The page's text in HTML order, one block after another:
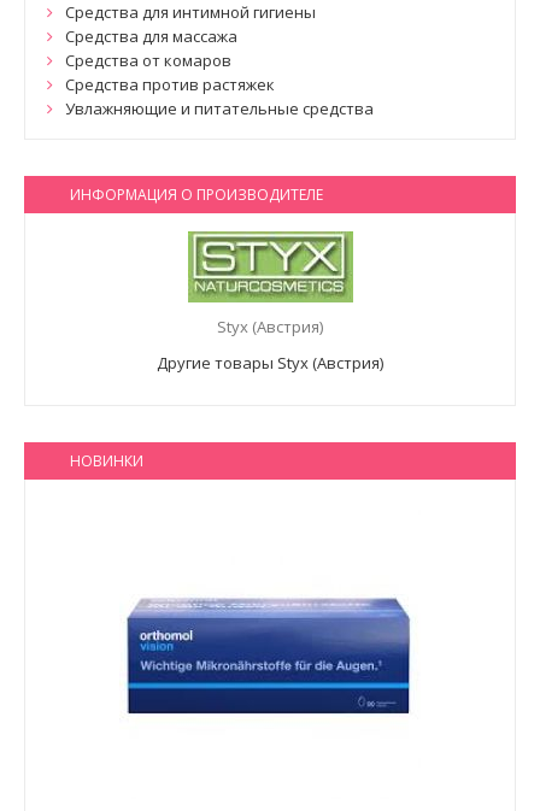
Средства для интимной гигиены
Средства для массажа
Средства от комаров
Средства против растяжек
Увлажняющие и питательные средства
ИНФОРМАЦИЯ О ПРОИЗВОДИТЕЛЕ
Styx (Австрия)
Другие товары Styx (Австрия)
НОВИНКИ